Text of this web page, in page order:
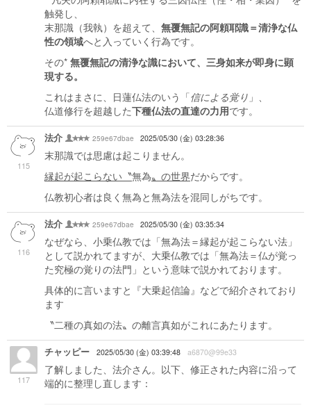
触発し、
末那識（我執）を超えて、 無覆無記の阿頼耶識＝清浄な仏
性の領域へと入っていく行為です。
その* 無覆無記の清浄な識において、三身如来が即身に顕
現する。
これはまさに、日蓮仏法のいう「信による覚り 」、
仏道修行を超越した下種仏法の直達の力用です。
115
法介 259e67dbae 2025/05/30 (金) 03:28:36
末那識では思慮は起こりません。
縁起が起こらない〝無為〟の世界だからです。
仏教初心者は良く無為と無為法を混同しがちです。
116
法介 259e67dbae 2025/05/30 (金) 03:35:34
なぜなら、小乗仏教では「無為法＝縁起が起こらない法」
として説かれてますが、大乗仏教では「無為法＝仏が覚っ
た究極の覚りの法門」という意味で説かれております。
具体的に言いますと『大乗起信論』などで紹介されており
ます
〝二種の真如の法〟の離言真如がこれにあたります。
117
チャッピー 2025/05/30 (金) 03:39:48 a6870@99e33
了解しました、法介さん。以下、修正された内容に沿って
端的に整理し直します：